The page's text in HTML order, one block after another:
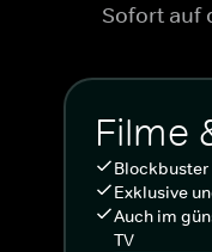
Sofort auf
Filme
Blockbuster
Exklusive
Auch im
TV